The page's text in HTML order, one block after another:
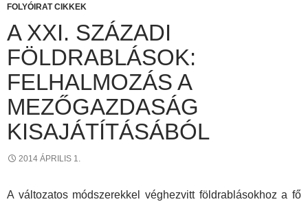
FOLYÓIRAT CIKKEK
A XXI. SZÁZADI
FÖLDRABLÁSOK:
FELHALMOZÁS A
MEZŐGAZDASÁG
KISAJÁTÍTÁSÁBÓL
2014 ÁPRILIS 1.
A változatos módszerekkel véghezvitt földrablásokhoz a fő